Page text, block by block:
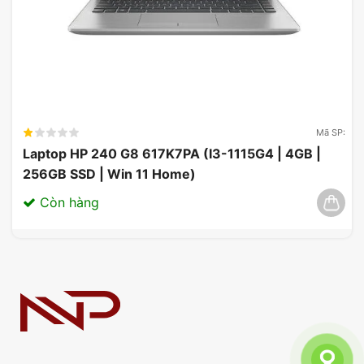
hoàn toàn đáp ứng tiêu chuẩn của người tiêu dùng
hiện đại.
xuyên di chuyển.
Bộ vi xử lý mạnh mẽ giúp hoàn thành công việc
nhanh chóng và hiệu quả.
Tuổi thọ pin dài cho phép sử dụng liên tục mà
Mã SP:
Laptop HP 240 G8 617K7PA (I3-1115G4 | 4GB |
256GB SSD | Win 11 Home)
Còn hàng